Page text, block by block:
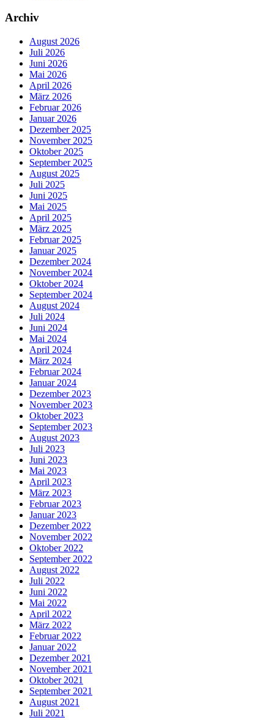
Archiv
August 2026
Juli 2026
Juni 2026
Mai 2026
April 2026
März 2026
Februar 2026
Januar 2026
Dezember 2025
November 2025
Oktober 2025
September 2025
August 2025
Juli 2025
Juni 2025
Mai 2025
April 2025
März 2025
Februar 2025
Januar 2025
Dezember 2024
November 2024
Oktober 2024
September 2024
August 2024
Juli 2024
Juni 2024
Mai 2024
April 2024
März 2024
Februar 2024
Januar 2024
Dezember 2023
November 2023
Oktober 2023
September 2023
August 2023
Juli 2023
Juni 2023
Mai 2023
April 2023
März 2023
Februar 2023
Januar 2023
Dezember 2022
November 2022
Oktober 2022
September 2022
August 2022
Juli 2022
Juni 2022
Mai 2022
April 2022
März 2022
Februar 2022
Januar 2022
Dezember 2021
November 2021
Oktober 2021
September 2021
August 2021
Juli 2021